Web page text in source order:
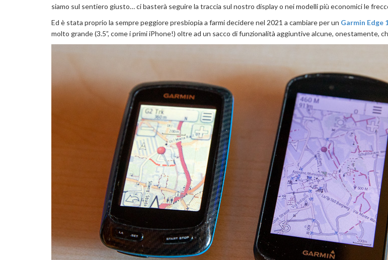
siamo sul sentiero giusto… ci basterà seguire la traccia sul nostro display o nei modelli più economici le
Ed è stata proprio la sempre peggiore presbiopia a farmi decidere nel 2021 a cambiare per un Garmin Edge
molto grande (3.5”, come i primi iPhone!) oltre ad un sacco di funzionalità aggiuntive alcune, onestamente,